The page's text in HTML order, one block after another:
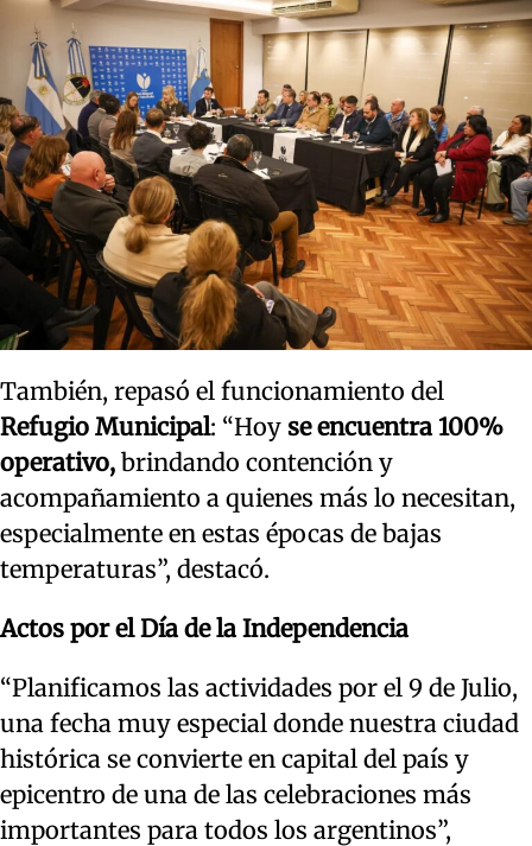
También, repasó el funcionamiento del
Refugio Municipal: “Hoy se encuentra 100%
operativo, brindando contención y
acompañamiento a quienes más lo necesitan,
especialmente en estas épocas de bajas
temperaturas”, destacó.
Actos por el Día de la Independencia
“Planificamos las actividades por el 9 de Julio,
una fecha muy especial donde nuestra ciudad
histórica se convierte en capital del país y
epicentro de una de las celebraciones más
importantes para todos los argentinos”,